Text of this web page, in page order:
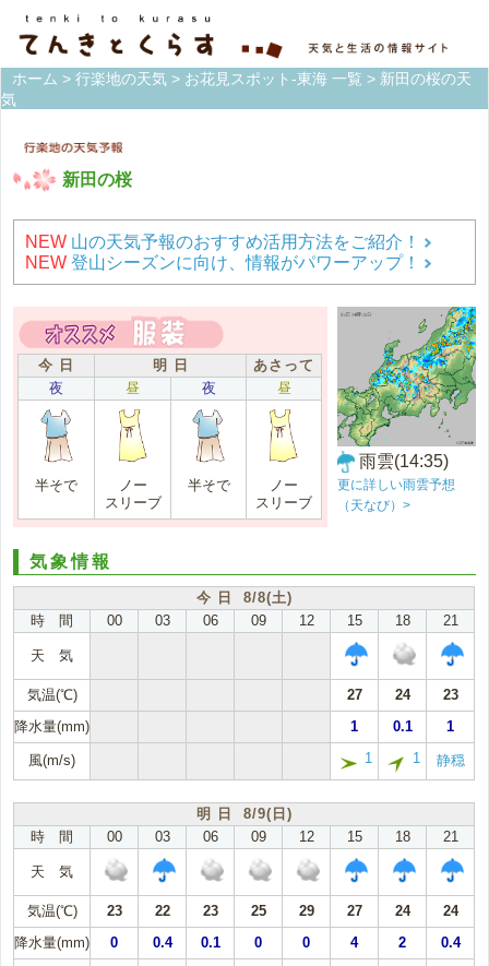
ホーム > 行楽地の天気 > お花見スポット-東海 一覧 > 新田の桜の天
気
新田の桜
NEW 山の天気予報のおすすめ活用方法をご紹介！
NEW 登山シーズンに向け、情報がパワーアップ！
今 日 明 日
あさって
夜
昼 夜 昼
半そで
ノー
スリーブ
半そで
ノー
スリーブ
雨雲(14:35)
更に詳しい雨雲予想
（天なび）>
気象情報
今 日 8/8(土)
時 間
00 03 06 09 12 15 18 21
天 気
気温(℃) 27 24
23
降水量(mm)
1 0.1 1
風(m/s) 1 1 静穏
明 日 8/9(日)
時 間
00 03 06 09 12 15 18 21
天 気
気温(℃) 23 22 23 25 29 27 24
24
降水量(mm)
0 0.4 0.1 0 0 4 2 0.4